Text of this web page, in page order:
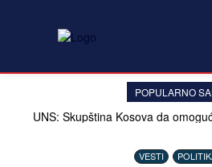
POPULARNO
UNS: Skupština Kosova da
VESTI